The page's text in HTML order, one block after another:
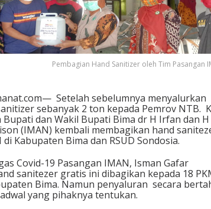
d
S
a
n
i
r
d
T
u
u
h
P
K
Pembagian Hand Sanitizer oleh Tim Pasangan
Setelah sebelumnya menyalurkan
sebanyak 2 ton kepada Pemrov NTB.
Bupati dan Wakil Bupati Bima dr H Irfan dan H
(IMAN) kembali membagikan hand
Kabupaten Bima dan RSUD Sondosia.
Covid-19 Pasangan IMAN, Isman Gafar
sanitezer gratis ini dibagikan kepada 18
Bima. Namun penyaluran secara
yang pihaknya tentukan.